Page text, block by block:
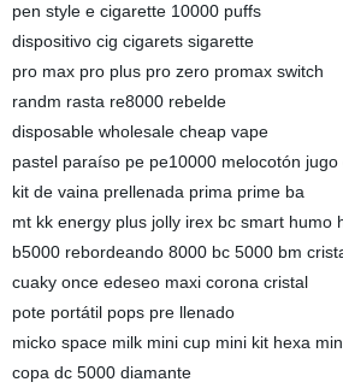
pen style e cigarette 10000 puffs
dispositivo cig cigarets sigarette
pro max pro plus pro zero promax switch
randm rasta re8000 rebelde
disposable wholesale cheap vape
pastel paraíso pe pe10000 melocotón
kit de vaina prellenada prima prime ba
mt kk energy plus jolly irex bc smart humo
b5000 rebordeando 8000 bc 5000 bm
cuaky once edeseo maxi corona cristal
pote portátil pops pre llenado
micko space milk mini cup mini kit hexa
copa dc 5000 diamante